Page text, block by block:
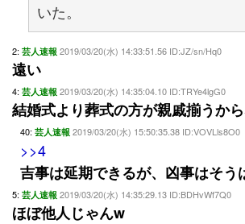
いた。
2: 芸人速報 2019/03/20(水) 14:33:51.56 ID:JZ/sn/Hq0
遠い
4: 芸人速報 2019/03/20(水) 14:35:04.10 ID:TRYe4lgG0
結婚式より葬式の方が親戚揃うか
40: 芸人速報 2019/03/20(水) 15:50:35.38 ID:VOVLls8O0
>>4
吉事は延期できるが、凶事はそう
5: 芸人速報 2019/03/20(水) 14:35:29.13 ID:BDHvWf7Q0
ほぼ他人じゃんw